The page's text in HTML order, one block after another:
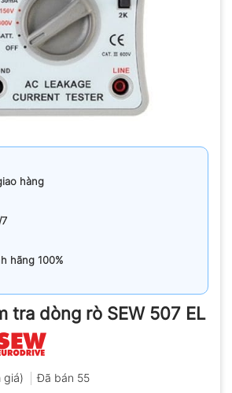
hàng
hãng 100%
tra dòng rò SEW 507 EL
giá) Đã bán 55